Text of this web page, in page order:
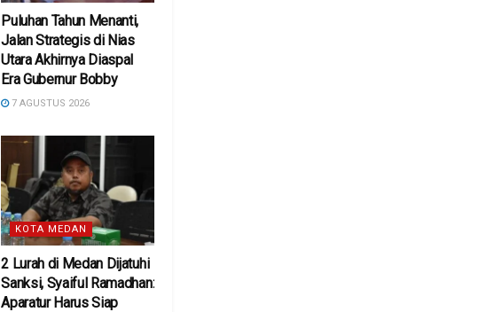
Puluhan Tahun Menanti,
Jalan Strategis di Nias
Utara Akhirnya Diaspal
Era Gubernur Bobby
7 AGUSTUS 2026
KOTA MEDAN
2 Lurah di Medan Dijatuhi
Sanksi, Syaiful Ramadhan:
Aparatur Harus Siap